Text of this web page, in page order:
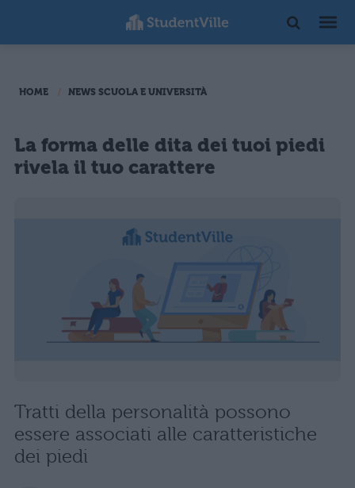
HOME NEWS SCUOLA E UNIVERSITÀ
La forma delle dita dei tuoi piedi
rivela il tuo carattere
Tratti della personalità possono
essere associati alle caratteristiche
dei piedi